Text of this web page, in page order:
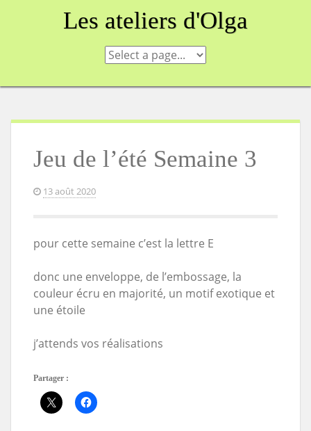
Les ateliers d'Olga
Jeu de l’été Semaine 3
13 août 2020
pour cette semaine c’est la lettre E
donc une enveloppe, de l’embossage, la
couleur écru en majorité, un motif exotique et
une étoile
j’attends vos réalisations
Partager :